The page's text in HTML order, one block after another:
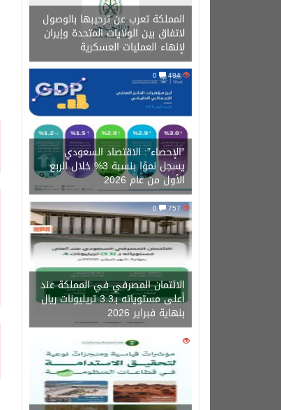
المملكة تعرب عن ترحيبها بالوصول
لاتفاق بين الولايات المتحدة وإيران
لإنهاء العمليات العسكرية
484
“الإحصاء”: الاقتصاد السعودي
يسجل نموًا بنسبة 3% خلال الربع
الأول من عام 2026
757
0
الائتمان المصرفي في المملكة عند
أعلى مستوياته بـ3.3 تريليونات ريال
بنهاية فبراير 2026
1429